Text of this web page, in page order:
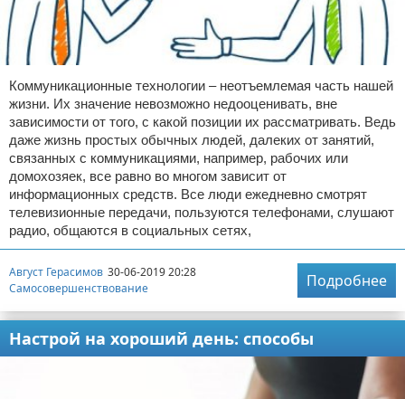
Коммуникационные технологии – неотъемлемая часть нашей
жизни. Их значение невозможно недооценивать, вне
зависимости от того, с какой позиции их рассматривать. Ведь
даже жизнь простых обычных людей, далеких от занятий,
связанных с коммуникациями, например, рабочих или
домохозяек, все равно во многом зависит от
информационных средств. Все люди ежедневно смотрят
телевизионные передачи, пользуются телефонами, слушают
радио, общаются в социальных сетях,
Август Герасимов 30-06-2019 20:28
Самосовершенствование
Подробнее
Настрой на хороший день: способы